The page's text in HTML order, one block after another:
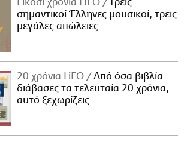
Είκοσι χρόνια LIFO
Tρεις
σημαντικοί Έλληνες μουσικοί, τρεις
μεγάλες απώλειες
20 χρόνια LiFO
Από όσα βιβλία
διάβασες τα τελευταία 20 χρόνια,
αυτό ξεχωρίζεις